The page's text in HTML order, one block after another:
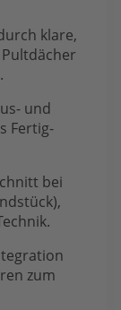
klare,
und
Fertig-
bei
zum